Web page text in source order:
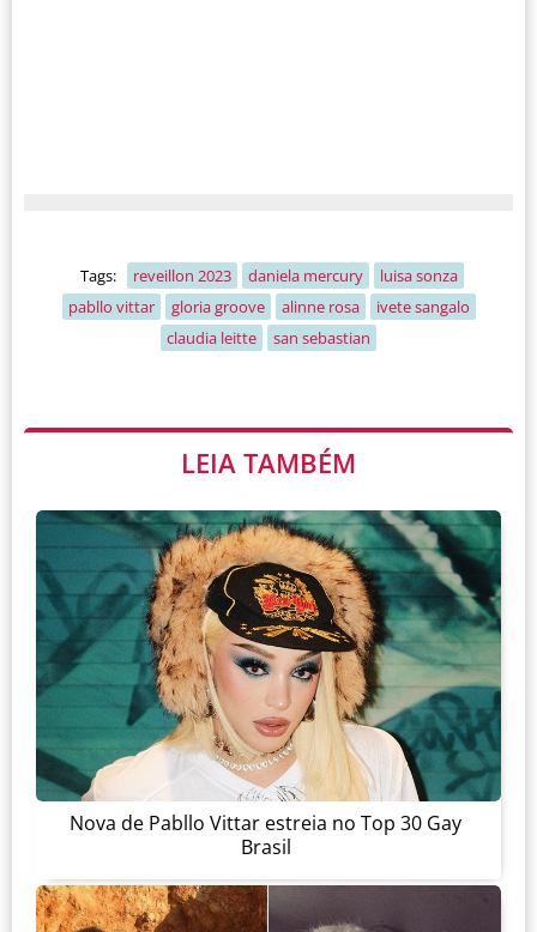
Tags: reveillon 2023 daniela mercury
luisa sonza
pabllo vittar
gloria groove alinne rosa
ivete sangalo
claudia leitte
san sebastian
LEIA TAMBÉM
Nova de Pabllo Vittar estreia no Top 30 Gay
Brasil